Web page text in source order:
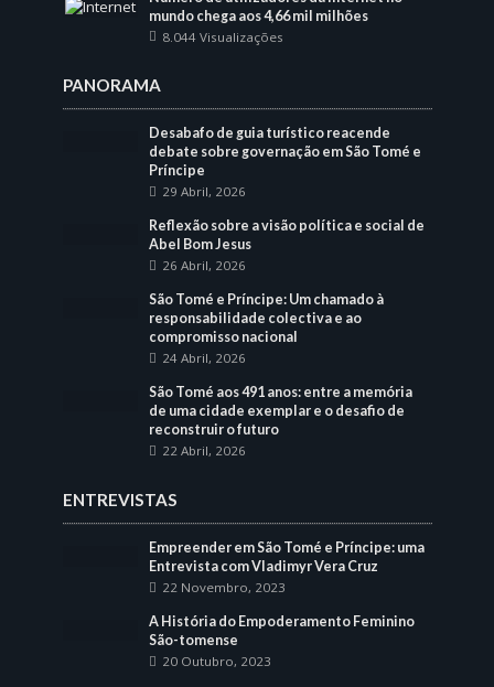
mundo chega aos 4,66 mil milhões
8.044 Visualizações
PANORAMA
Desabafo de guia turístico reacende
debate sobre governação em São Tomé e
Príncipe
29 Abril, 2026
Reflexão sobre a visão política e social de
Abel Bom Jesus
26 Abril, 2026
São Tomé e Príncipe: Um chamado à
responsabilidade colectiva e ao
compromisso nacional
24 Abril, 2026
São Tomé aos 491 anos: entre a memória
de uma cidade exemplar e o desafio de
reconstruir o futuro
22 Abril, 2026
ENTREVISTAS
Empreender em São Tomé e Príncipe: uma
Entrevista com Vladimyr Vera Cruz
22 Novembro, 2023
A História do Empoderamento Feminino
São-tomense
20 Outubro, 2023